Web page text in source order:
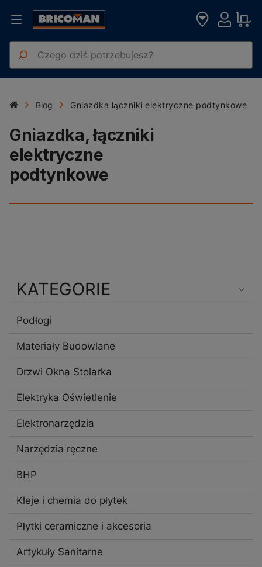
Blog Gniazdka łączniki elektryczne podtynkowe
Gniazdka, łączniki
elektryczne
podtynkowe
KATEGORIE
Podłogi
Materiały Budowlane
Drzwi Okna Stolarka
Elektryka Oświetlenie
Elektronarzędzia
Narzędzia ręczne
BHP
Kleje i chemia do płytek
Płytki ceramiczne i akcesoria
Artykuły Sanitarne